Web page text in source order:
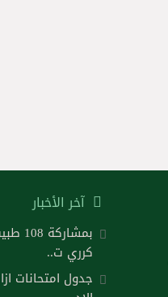
آخر الأخبار
كرري ت..